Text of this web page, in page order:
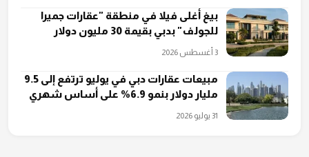
بيغ أغلى فيلا في منطقة "عقارات جميرا
للجولف" بدبي بقيمة 30 مليون دولار
3 أغسطس 2026
مبيعات عقارات دبي في يوليو ترتفع إلى 9.5
مليار دولار بنمو 6.9% على أساس شهري
31 يوليو 2026